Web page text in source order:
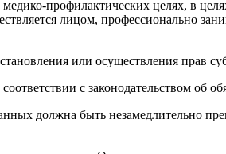
профилактических целях, в
лицом, профессионально
или осуществления прав
с законодательством об
должна быть незамедлительно